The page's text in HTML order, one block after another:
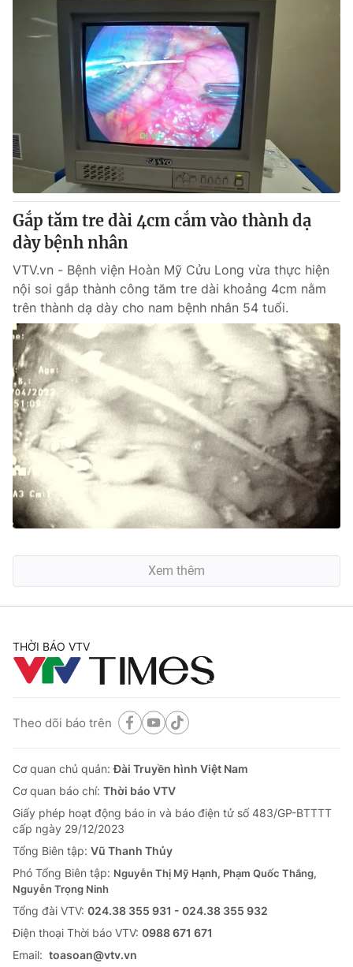
Gắp tăm tre dài 4cm cắm vào thành dạ
dày bệnh nhân
VTV.vn - Bệnh viện Hoàn Mỹ Cửu Long vừa thực hiện
nội soi gắp thành công tăm tre dài khoảng 4cm nằm
trên thành dạ dày cho nam bệnh nhân 54 tuổi.
Xem thêm
THỜI BÁO VTV
Theo dõi báo trên
Cơ quan chủ quản:Đài Truyền hình Việt Nam
Cơ quan báo chí: Thời báo VTV
Giấy phép hoạt động báo in và báo điện tử số 483/GP-BTTTT
cấp ngày 29/12/2023
Tổng Biên tập: Vũ Thanh Thủy
Phó Tổng Biên tập: Nguyễn Thị Mỹ Hạnh, Phạm Quốc Thắng,
Nguyễn Trọng Ninh
Tổng đài VTV: 024.38 355 931 - 024.38 355 932
Ðiện thoại Thời báo VTV: 0988 671 671
Email: toasoan@vtv.vn